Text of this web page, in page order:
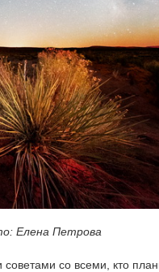
Елена Петрова
со всеми, кто